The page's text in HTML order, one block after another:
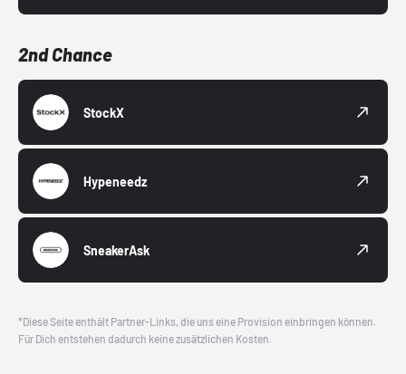
2nd Chance
StockX
Hypeneedz
SneakerAsk
*Diese Seite enthält Partner-Links, die uns eine Provision einbringen können.
Für Dich entstehen dadurch keine zusätzlichen Kosten.